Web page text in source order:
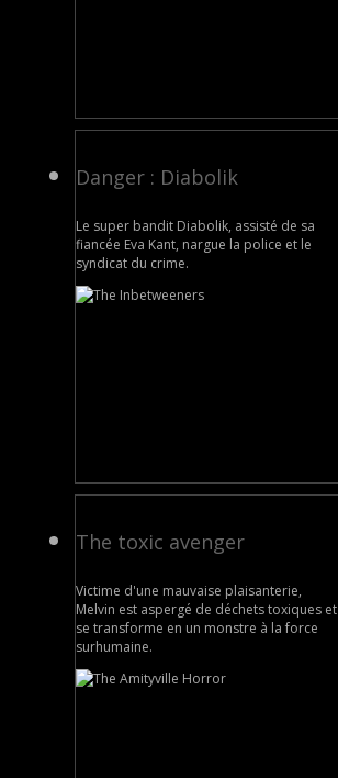
Danger : Diabolik
Le super bandit Diabolik, assisté de sa
fiancée Eva Kant, nargue la police et le
syndicat du crime.
The toxic avenger
Victime d'une mauvaise plaisanterie,
Melvin est aspergé de déchets toxiques et
se transforme en un monstre à la force
surhumaine.